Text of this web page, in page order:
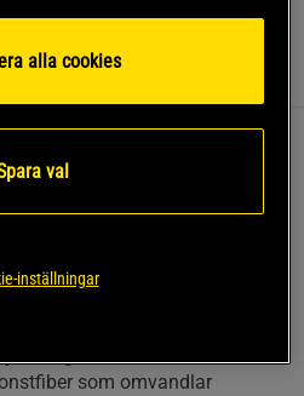
av funktion, stil och hållbarhet!
som omvandlar
alla cookies
val
inställningar